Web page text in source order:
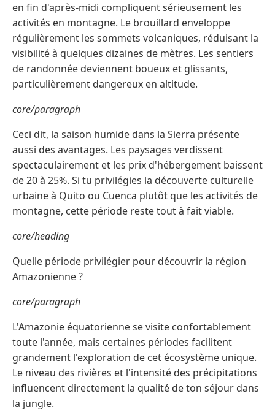
en fin d'après-midi compliquent sérieusement les
activités en montagne. Le brouillard enveloppe
régulièrement les sommets volcaniques, réduisant la
visibilité à quelques dizaines de mètres. Les sentiers
de randonnée deviennent boueux et glissants,
particulièrement dangereux en altitude.
core/paragraph
Ceci dit, la saison humide dans la Sierra présente
aussi des avantages. Les paysages verdissent
spectaculairement et les prix d'hébergement baissent
de 20 à 25%. Si tu privilégies la découverte culturelle
urbaine à Quito ou Cuenca plutôt que les activités de
montagne, cette période reste tout à fait viable.
core/heading
Quelle période privilégier pour découvrir la région
Amazonienne ?
core/paragraph
L'Amazonie équatorienne se visite confortablement
toute l'année, mais certaines périodes facilitent
grandement l'exploration de cet écosystème unique.
Le niveau des rivières et l'intensité des précipitations
influencent directement la qualité de ton séjour dans
la jungle.